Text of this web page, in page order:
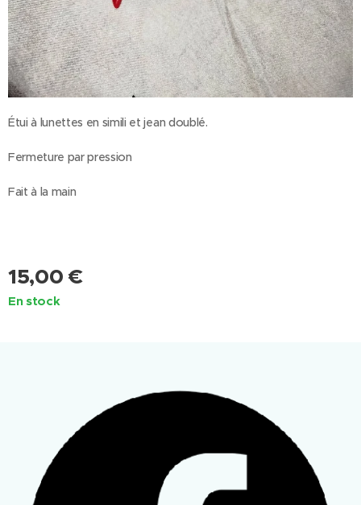
Étui à lunettes en simili et jean doublé.
Fermeture par pression
Fait à la main
15,00 €
En stock